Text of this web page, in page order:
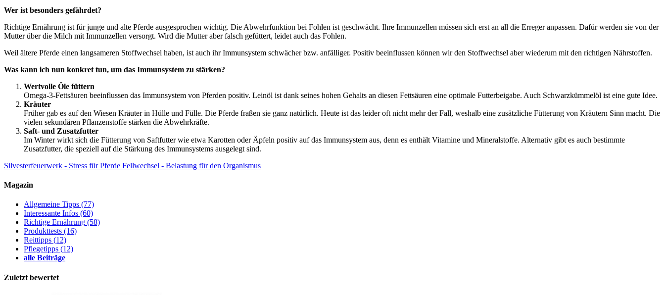
Wer ist besonders gefährdet?
Richtige Ernährung ist für junge und alte Pferde ausgesprochen wichtig. Die Abwehrfunktion bei Fohlen ist geschwächt. Ihre Immunzellen müssen sich erst an all die Erreger anpassen. Dafür werden sie von der
Mutter über die Milch mit Immunzellen versorgt. Wird die Mutter aber falsch gefüttert, leidet auch das Fohlen.
Weil ältere Pferde einen langsameren Stoffwechsel haben, ist auch ihr Immunsystem schwächer bzw. anfälliger. Positiv beeinflussen können wir den Stoffwechsel aber wiederum mit den richtigen Nährstoffen.
Was kann ich nun konkret tun, um das Immunsystem zu stärken?
Wertvolle Öle füttern
Omega-3-Fettsäuren beeinflussen das Immunsystem von Pferden positiv. Leinöl ist dank seines hohen Gehalts an diesen Fettsäuren eine optimale Futterbeigabe. Auch Schwarzkümmelöl ist eine gute Idee.
Kräuter
Früher gab es auf den Wiesen Kräuter in Hülle und Fülle. Die Pferde fraßen sie ganz natürlich. Heute ist das leider oft nicht mehr der Fall, weshalb eine zusätzliche Fütterung von Kräutern Sinn macht. Die
vielen sekundären Pflanzenstoffe stärken die Abwehrkräfte.
Saft- und Zusatzfutter
Im Winter wirkt sich die Fütterung von Saftfutter wie etwa Karotten oder Äpfeln positiv auf das Immunsystem aus, denn es enthält Vitamine und Mineralstoffe. Alternativ gibt es auch bestimmte
Zusatzfutter, die speziell auf die Stärkung des Immunsystems ausgelegt sind.
Silvesterfeuerwerk - Stress für Pferde Fellwechsel - Belastung für den Organismus
Magazin
Allgemeine Tipps (77)
Interessante Infos (60)
Richtige Ernährung (58)
Produkttests (16)
Reittipps (12)
Pflegetipps (12)
alle Beiträge
Zuletzt bewertet